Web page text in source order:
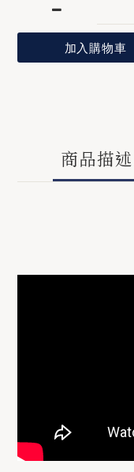
加入購物車
商品描述